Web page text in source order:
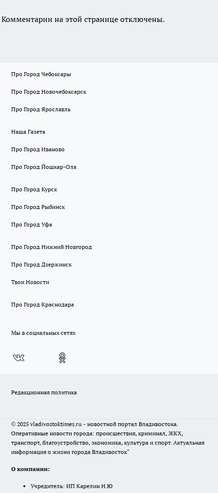
Комментарии на этой странице отключены.
Про Город Чебоксары
Про Город Новочебоксарск
Про Город Ярославль
Наша Газета
Про Город Иваново
Про Город Йошкар-Ола
Про Город Курск
Про Город Рыбинск
Про Город Уфа
Про Город Нижний Новгород
Про Город Дзержинск
Твои Новости
Про Город Краснодара
Мы в социальных сетях
Редакционная политика
© 2025 vladivostoktimes.ru - новостной портал Владивостока.
Оперативные новости города: происшествия, криминал, ЖКХ,
транспорт, благоустройство, экономика, культура и спорт. Актуальная
информация о жизни города Владивосток"
О компании:
Учредитель: ИП Карелин Н.Ю